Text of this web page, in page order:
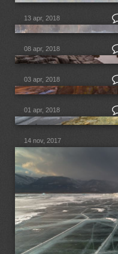
13 apr, 2018
08 apr, 2018
03 apr, 2018
01 apr, 2018
14 nov, 2017